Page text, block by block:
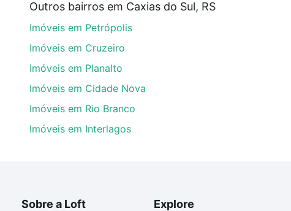
Caxias do Sul, RS que custam a partir de R$ 0
alguma dúvida dos custos envolvidos no processo
dos seus sonhos com segurança e conforto. Loft,
Outros bairros em Caxias do Sul, RS
Imóveis em Petrópolis
Imóveis em Cruzeiro
Imóveis em Planalto
Imóveis em Cidade Nova
Imóveis em Rio Branco
Imóveis em Interlagos
Sobre a Loft Explore